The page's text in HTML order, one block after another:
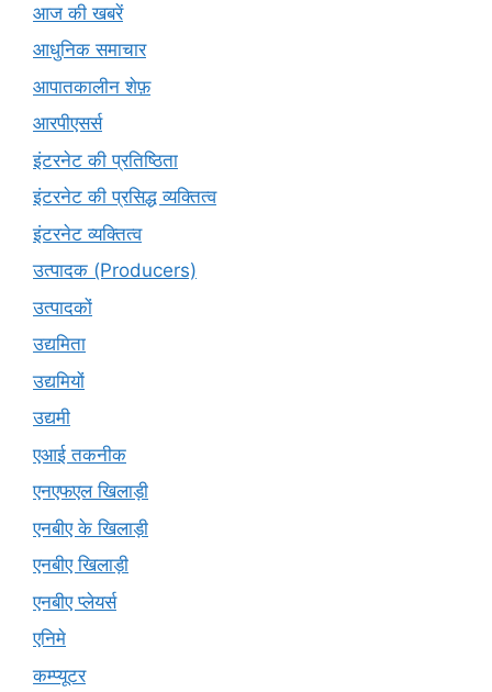
आज की खबरें
आधुनिक समाचार
आपातकालीन शेफ़
आरपीएसर्स
इंटरनेट की प्रतिष्ठिता
इंटरनेट की प्रसिद्ध व्यक्तित्व
इंटरनेट व्यक्तित्व
उत्पादक (Producers)
उत्पादकों
उद्यमिता
उद्यमियों
उद्यमी
एआई तकनीक
एनएफएल खिलाड़ी
एनबीए के खिलाड़ी
एनबीए खिलाड़ी
एनबीए प्लेयर्स
एनिमे
कम्प्यूटर